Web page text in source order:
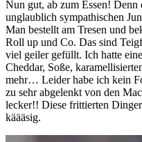
Nun gut, ab zum Essen!
unglaublich sympathischen
Man bestellt am Tresen und
Roll up und Co. Das sind
viel geiler gefüllt. Ich hatte
Cheddar, Soße,
mehr… Leider habe ich kein
zu sehr abgelenkt von den
lecker!! Diese frittierten
käääsig.